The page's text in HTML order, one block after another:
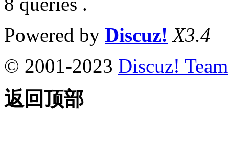
Powered by Discuz! X3.4
© 2001-2023 Discuz! Team
返回顶部